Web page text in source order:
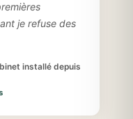
je refuse des
installé depuis